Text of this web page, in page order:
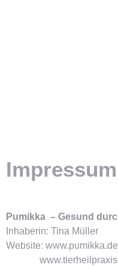
Impressum
Pumikka – Gesund
Inhaberin: Tina Müller
Website: www.pumikka.de
www.tierheilpraxis-